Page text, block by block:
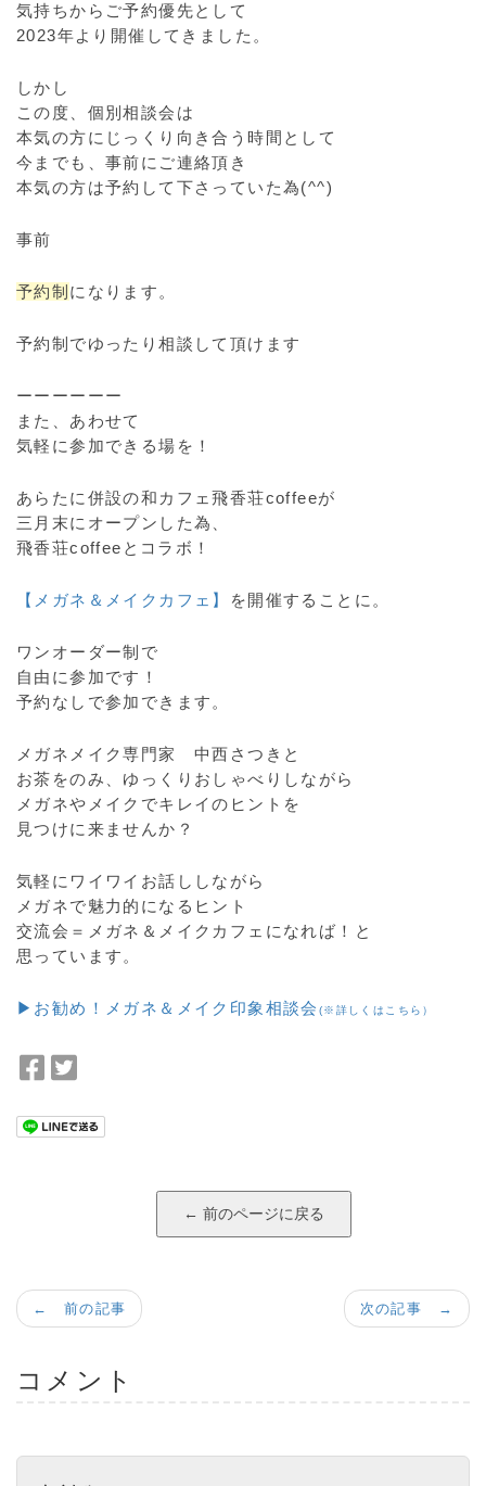
気持ちからご予約優先として
2023年より開催してきました。
しかし
この度、個別相談会は
本気の方にじっくり向き合う時間として
今までも、事前にご連絡頂き
本気の方は予約して下さっていた為(^^)
事前
予約制 になります。
予約制でゆったり相談して頂けます
ーーーーーー
また、あわせて
気軽に参加できる場を！
あらたに併設の和カフェ飛香荘coffeeが
三月末にオープンした為、
飛香荘coffeeとコラボ！
【メガネ＆メイクカフェ】 を開催することに。
ワンオーダー制で
自由に参加です！
予約なしで参加できます。
メガネメイク専門家 中西さつきと
お茶をのみ、ゆっくりおしゃべりしながら
メガネやメイクでキレイのヒントを
見つけに来ませんか？
気軽にワイワイお話ししながら
メガネで魅力的になるヒント
交流会＝メガネ＆メイクカフェになれば！と
思っています。
▶お勧め！メガネ＆メイク印象相談会 (※詳しくはこちら）
c
e
シ
ェ
i
t
ェ
ア
次の記事 →
← 前の記事
コメント